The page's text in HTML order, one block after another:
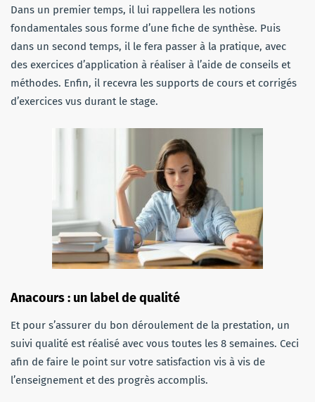
Dans un premier temps, il lui rappellera les notions
fondamentales sous forme d’une fiche de synthèse. Puis
dans un second temps, il le fera passer à la pratique, avec
des exercices d’application à réaliser à l’aide de conseils et
méthodes. Enfin, il recevra les supports de cours et corrigés
d’exercices vus durant le stage.
Anacours : un label de qualité
Et pour s’assurer du bon déroulement de la prestation, un
suivi qualité est réalisé avec vous toutes les 8 semaines. Ceci
afin de faire le point sur votre satisfaction vis à vis de
l’enseignement et des progrès accomplis.